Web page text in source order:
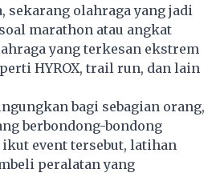
sekarang olahraga yang jadi
marathon atau angkat
yang terkesan ekstrem
HYROX, trail run, dan lain
bagi sebagian orang,
berbondong-bondong
event tersebut, latihan
peralatan yang